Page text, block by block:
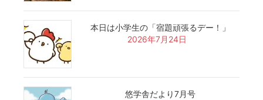
本日は小学生の「宿題頑張るデー！」
2026年7月24日
悠学舎だより7月号